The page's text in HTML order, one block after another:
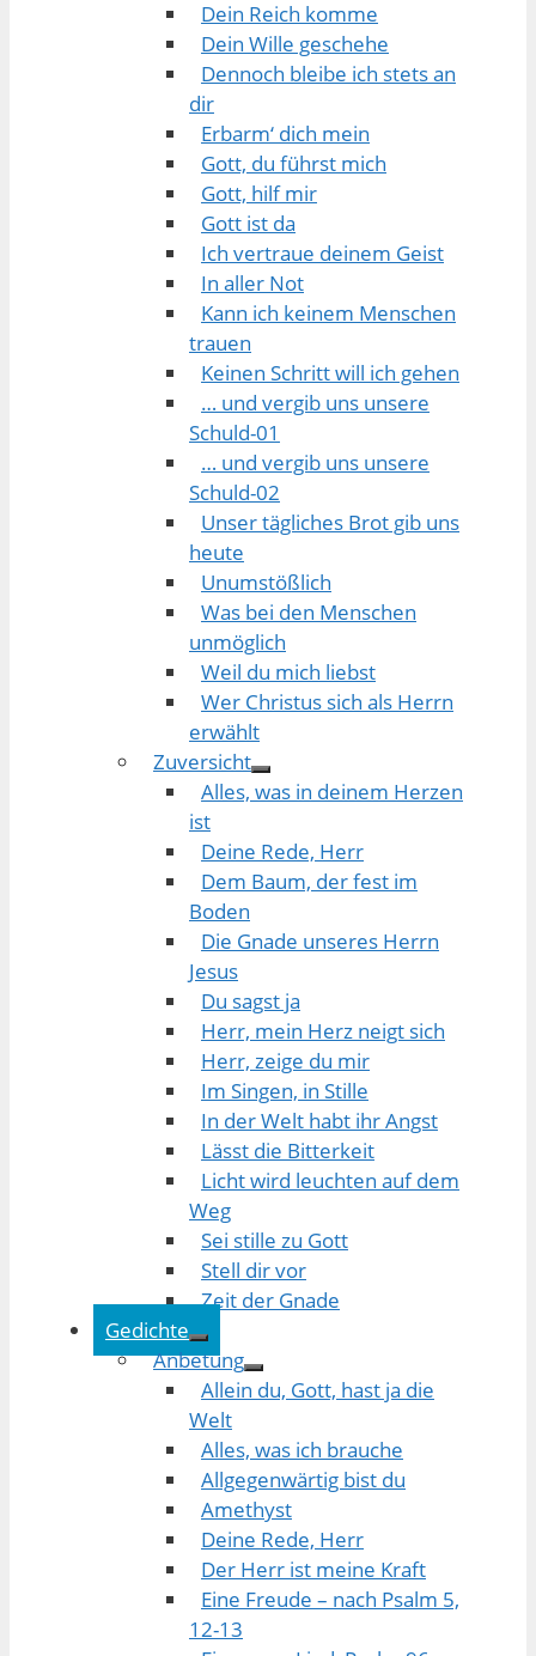
Dein Reich komme
Dein Wille geschehe
Dennoch bleibe ich stets an
dir
Erbarm‘ dich mein
Gott, du führst mich
Gott, hilf mir
Gott ist da
Ich vertraue deinem Geist
In aller Not
Kann ich keinem Menschen
trauen
Keinen Schritt will ich gehen
… und vergib uns unsere
Schuld-01
… und vergib uns unsere
Schuld-02
Unser tägliches Brot gib uns
heute
Unumstößlich
Was bei den Menschen
unmöglich
Weil du mich liebst
Wer Christus sich als Herrn
erwählt
Zuversicht
Alles, was in deinem Herzen
ist
Deine Rede, Herr
Dem Baum, der fest im
Boden
Die Gnade unseres Herrn
Jesus
Du sagst ja
Herr, mein Herz neigt sich
Herr, zeige du mir
Im Singen, in Stille
In der Welt habt ihr Angst
Lässt die Bitterkeit
Licht wird leuchten auf dem
Weg
Sei stille zu Gott
Stell dir vor
Zeit der Gnade
Gedichte
Anbetung
Allein du, Gott, hast ja die
Welt
Alles, was ich brauche
Allgegenwärtig bist du
Amethyst
Deine Rede, Herr
Der Herr ist meine Kraft
Eine Freude – nach Psalm 5,
12-13